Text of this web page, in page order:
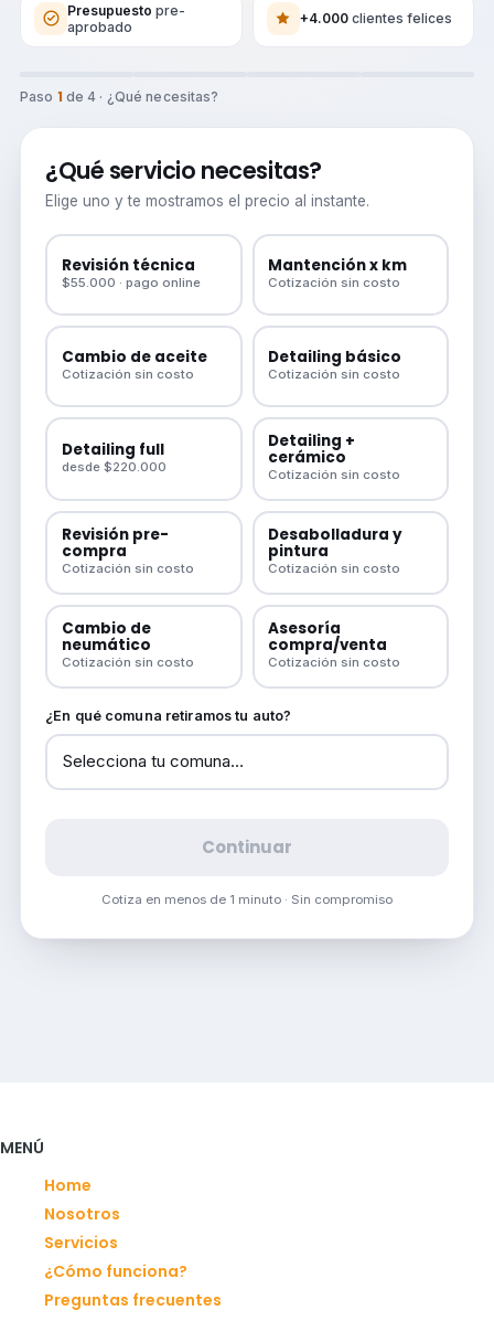
Presupuesto pre-
aprobado
+4.000clientes felices
Paso 1de 4 · ¿Qué necesitas?
¿Qué servicio necesitas?
Elige uno y te mostramos el precio al instante.
Revisión técnica
$55.000 · pago online
Mantención x km
Cotización sin costo
Cambio de aceite
Cotización sin costo
Detailing básico
Cotización sin costo
Detailing full
desde $220.000
Detailing +
cerámico
Cotización sin costo
Revisión pre-
compra
Cotización sin costo
Desabolladura y
pintura
Cotización sin costo
Cambio de
neumático
Cotización sin costo
Asesoría
compra/venta
Cotización sin costo
¿En qué comuna retiramos tu auto?
Continuar
Cotiza en menos de 1 minuto · Sin compromiso
MENÚ
Home
Nosotros
Servicios
¿Cómo funciona?
Preguntas frecuentes